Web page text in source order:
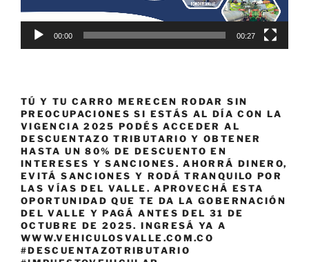
00:00 00:27
TÚ Y TU CARRO MERECEN RODAR SIN
PREOCUPACIONES SI ESTÁS AL DÍA CON LA
VIGENCIA 2025 PODÉS ACCEDER AL
DESCUENTAZO TRIBUTARIO Y OBTENER
HASTA UN 80% DE DESCUENTO EN
INTERESES Y SANCIONES. AHORRÁ DINERO,
EVITÁ SANCIONES Y RODÁ TRANQUILO POR
LAS VÍAS DEL VALLE. APROVECHÁ ESTA
OPORTUNIDAD QUE TE DA LA GOBERNACIÓN
DEL VALLE Y PAGÁ ANTES DEL 31 DE
OCTUBRE DE 2025. INGRESÁ YA A
WWW.VEHICULOSVALLE.COM.CO
#DESCUENTAZOTRIBUTARIO